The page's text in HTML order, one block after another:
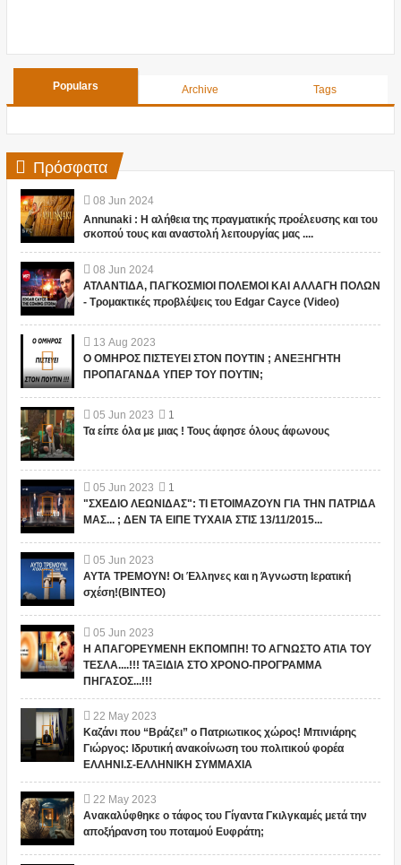
Populars Archive Tags
Πρόσφατα
08 Jun 2024
Annunaki : Η αλήθεια της πραγματικής προέλευσης και του
σκοπού τους και αναστολή λειτουργίας μας ....
08 Jun 2024
ΑΤΛΑΝΤΙΔΑ, ΠΑΓΚΟΣΜΙΟΙ ΠΟΛΕΜΟΙ ΚΑΙ ΑΛΛΑΓΗ ΠΟΛΩΝ
- Τρομακτικές προβλέψεις του Edgar Cayce (Video)
13 Aug 2023
Ο ΟΜΗΡΟΣ ΠΙΣΤΕΥΕΙ ΣΤΟΝ ΠΟΥΤΙΝ ; ΑΝΕΞΗΓΗΤΗ
ΠΡΟΠΑΓΑΝΔΑ ΥΠΕΡ ΤΟΥ ΠΟΥΤΙΝ;
05 Jun 2023
1
Τα είπε όλα με μιας ! Τους άφησε όλους άφωνους
05 Jun 2023
1
"ΣΧΕΔΙΟ ΛΕΩΝΙΔΑΣ": ΤΙ ΕΤΟΙΜΑΖΟΥΝ ΓΙΑ ΤΗΝ ΠΑΤΡΙΔΑ
ΜΑΣ... ; ΔΕΝ ΤΑ ΕΙΠΕ ΤΥΧΑΙΑ ΣΤΙΣ 13/11/2015...
05 Jun 2023
ΑΥΤΑ ΤΡΕΜΟΥΝ! Οι Έλληνες και η Άγνωστη Ιερατική
σχέση!(ΒΙΝΤΕΟ)
05 Jun 2023
Η ΑΠΑΓΟΡΕΥΜΕΝΗ ΕΚΠΟΜΠΗ! ΤΟ ΑΓΝΩΣΤΟ ΑΤΙΑ ΤΟΥ
ΤΕΣΛΑ....!!! ΤΑΞΙΔΙΑ ΣΤΟ ΧΡΟΝΟ-ΠΡΟΓΡΑΜΜΑ
ΠΗΓΑΣΟΣ...!!!
22 May 2023
Καζάνι που “Βράζει” ο Πατριωτικος χώρος! Μπινιάρης
Γιώργος: Ιδρυτική ανακοίνωση του πολιτικού φορέα
ΕΛΛΗΝΙ.Σ-ΕΛΛΗΝΙΚΗ ΣΥΜΜΑΧΙΑ
22 May 2023
Ανακαλύφθηκε ο τάφος του Γίγαντα Γκιλγκαμές μετά την
αποξήρανση του ποταμού Ευφράτη;